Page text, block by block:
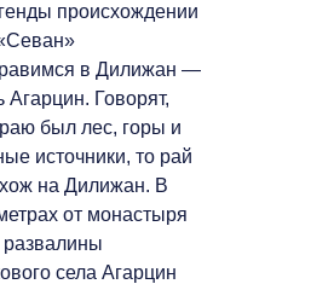
происхождении
в Дилижан —
Агарцин. Говорят,
был лес, горы и
источники, то рай
на Дилижан. В
от монастыря
развалины
села Агарцин